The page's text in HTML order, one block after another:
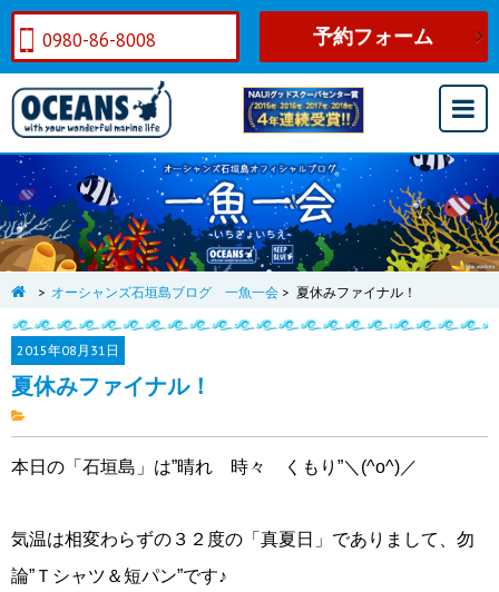
0980-86-8008 予約フォーム
> オーシャンズ石垣島ブログ 一魚一会 > 夏休みファイナル！
2015年08月31日
夏休みファイナル！
本日の「石垣島」は”晴れ 時々 くもり”＼(^o^)／
気温は相変わらずの３２度の「真夏日」でありまして、勿
論”Ｔシャツ＆短パン”です♪